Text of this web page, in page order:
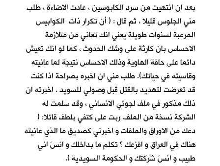
بعد ان انتهيت من سرد الكابوسين ، عادت الاضاءة ، طلب
مني الجلوس قليلا ، ثم قال : ( أن تكرار ذات الكوابيس
المرعبة لسنوات طويلة يعني انك تعاني من متلازمة
الاحساس بان كارثة على وشك الحدوث ، كما لو انك تعيش
دائما على حافة الهاوية وذلك الاحساس نتيجة لما عانيته
وقاسيته في حياتك). طلب مني ان اخبره بصراحة اذا كنت
قد تعرضت لتهديد بالقتل قبل وصولي للسويد . اخبرته ان
ذلك مذكور في ملف لجوئي الانساني ، وقد سلمت له
الشركة نسخة من الملف. ربت على كتفي بلطف قائلا: (
دعك من الاوراق والملفات و اخبرني كصديق ما الذي عانيته
هناك في العراق و افزعك ؟ تكلم ما بداخلك و انسَ اني
طبيب و انسَ شركتك و الحكومة السويدية ).